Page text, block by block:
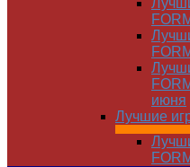
июня
Лучшие